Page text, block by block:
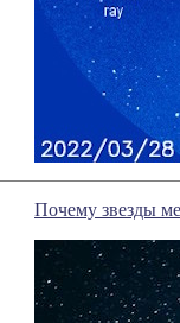
Почему звезды